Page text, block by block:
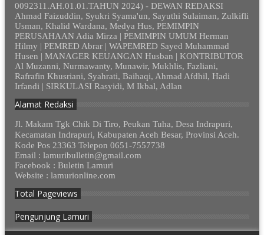
0092311.AH.01.01.TAHUN 2024) - DEWAN REDAKSI
Ahmad Faizuddin, Syukri Syama'un, Sayuthi Sulaiman, Zulkifli
Usman, Khalid Wardana, Medya Hus, PEMIMPIN
PERUSAHAAN Adia Mirza | PEMIMPIN UMUM Herman
Hilmy | PEMRED Abrar | WAPEMRED Sayed Muhammad
Husen | MANAGER KEUANGAN Husban | KONTRIBUTOR
Al Muzanni, Nurmawanty, Munawir, Mukhlis, Fazliani,
Rafrafin Khusriani, Syahrati, Baihaqi, Ahmad Afdhil, Hadi
Irfandi | SIRKULASI Rasyidi, M Ikbal, Adlan
Alamat Redaksi
Jl. Makam Tgk Chik Di Tiro, Peukan Tuha, Desa Indrapuri,
Kecamatan Indrapuri, Kabupaten Aceh Besar, Provinsi Aceh.
Kode Pos 23363 Telepon 0651-7557738
Email : lamuribulletin@gmail.com
Facebook : Buletin Lamuri
Website : lamurionline.com
Total Pageviews
Pengunjung Lamuri